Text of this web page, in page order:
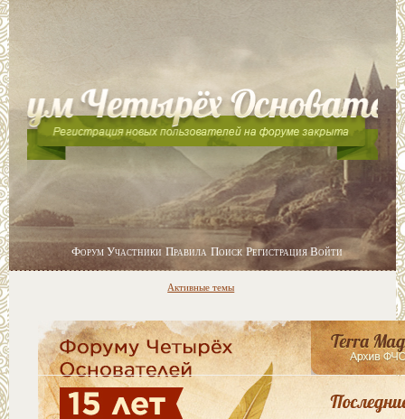
Форум Участники Правила Поиск Регистрация Войти
Активные темы